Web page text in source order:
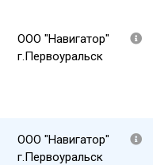
ООО "Навигатор"
г.Первоуральск
ООО "Навигатор"
г.Первоуральск